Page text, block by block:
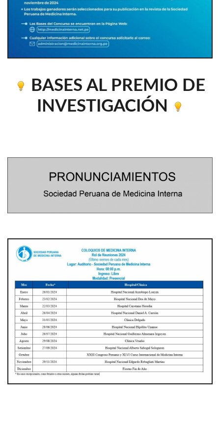
BASES AL PREMIO DE
INVESTIGACIÓN